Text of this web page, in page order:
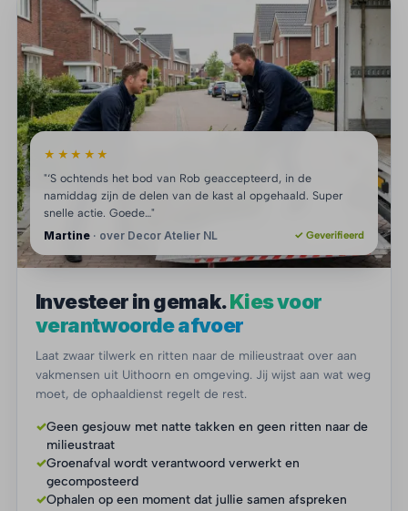
★★★★★
"‘S ochtends het bod van Rob geaccepteerd, in de
namiddag zijn de delen van de kast al opgehaald. Super
snelle actie. Goede…"
Martine · over Decor Atelier NL ✓ Geverifieerd
Investeer in gemak.Kies voor
verantwoorde afvoer
Laat zwaar tilwerk en ritten naar de milieustraat over aan
vakmensen uit Uithoorn en omgeving. Jij wijst aan wat weg
moet, de ophaaldienst regelt de rest.
✓Geen gesjouw met natte takken en geen ritten naar de
milieustraat
✓Groenafval wordt verantwoord verwerkt en
gecomposteerd
✓Ophalen op een moment dat jullie samen afspreken